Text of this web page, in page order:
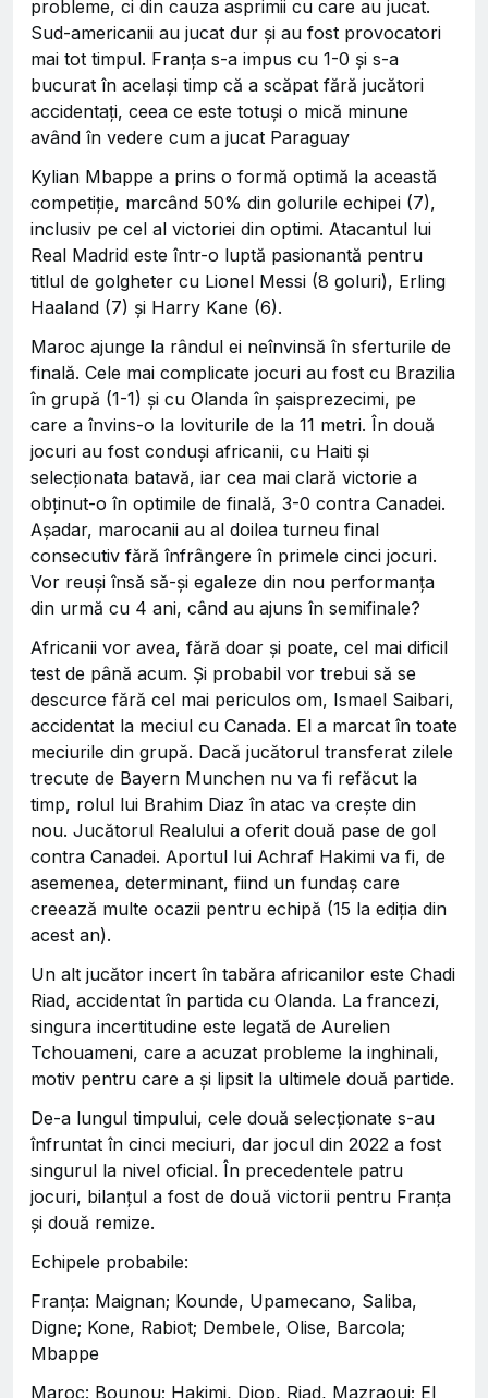
probleme, ci din cauza asprimii cu care au jucat.
Sud-americanii au jucat dur și au fost provocatori
mai tot timpul. Franța s-a impus cu 1-0 și s-a
bucurat în același timp că a scăpat fără jucători
accidentați, ceea ce este totuși o mică minune
având în vedere cum a jucat Paraguay
Kylian Mbappe a prins o formă optimă la această
competiție, marcând 50% din golurile echipei (7),
inclusiv pe cel al victoriei din optimi. Atacantul lui
Real Madrid este într-o luptă pasionantă pentru
titlul de golgheter cu Lionel Messi (8 goluri), Erling
Haaland (7) și Harry Kane (6).
Maroc ajunge la rândul ei neînvinsă în sferturile de
finală. Cele mai complicate jocuri au fost cu Brazilia
în grupă (1-1) și cu Olanda în șaisprezecimi, pe
care a învins-o la loviturile de la 11 metri. În două
jocuri au fost conduși africanii, cu Haiti și
selecționata batavă, iar cea mai clară victorie a
obținut-o în optimile de finală, 3-0 contra Canadei.
Așadar, marocanii au al doilea turneu final
consecutiv fără înfrângere în primele cinci jocuri.
Vor reuși însă să-și egaleze din nou performanța
din urmă cu 4 ani, când au ajuns în semifinale?
Africanii vor avea, fără doar și poate, cel mai dificil
test de până acum. Și probabil vor trebui să se
descurce fără cel mai periculos om, Ismael Saibari,
accidentat la meciul cu Canada. El a marcat în toate
meciurile din grupă. Dacă jucătorul transferat zilele
trecute de Bayern Munchen nu va fi refăcut la
timp, rolul lui Brahim Diaz în atac va crește din
nou. Jucătorul Realului a oferit două pase de gol
contra Canadei. Aportul lui Achraf Hakimi va fi, de
asemenea, determinant, fiind un fundaș care
creează multe ocazii pentru echipă (15 la ediția din
acest an).
Un alt jucător incert în tabăra africanilor este Chadi
Riad, accidentat în partida cu Olanda. La francezi,
singura incertitudine este legată de Aurelien
Tchouameni, care a acuzat probleme la inghinali,
motiv pentru care a și lipsit la ultimele două partide.
De-a lungul timpului, cele două selecționate s-au
înfruntat în cinci meciuri, dar jocul din 2022 a fost
singurul la nivel oficial. În precedentele patru
jocuri, bilanțul a fost de două victorii pentru Franța
și două remize.
Echipele probabile:
Franța: Maignan; Kounde, Upamecano, Saliba,
Digne; Kone, Rabiot; Dembele, Olise, Barcola;
Mbappe
Maroc: Bounou; Hakimi, Diop, Riad, Mazraoui; El